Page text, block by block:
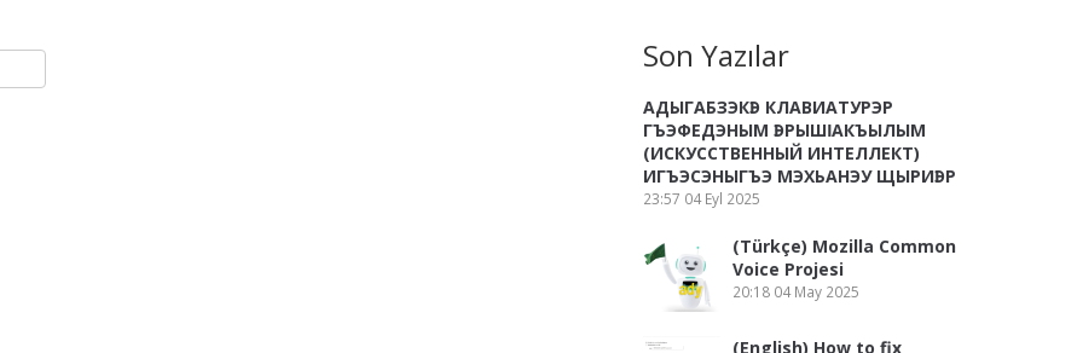
Son Yazılar
АДЫГАБЗЭКӀЭ КЛАВИАТУРЭР
ГЪЭФЕДЭНЫМ ӀЭРЫШӀ АКЪЫЛЫМ
(ИСКУССТВЕННЫЙ ИНТЕЛЛЕКТ)
ИГЪЭСЭНЫГЪЭ МЭХЬАНЭУ ЩЫРИӀЭР
23:57 04 Eyl 2025
(Türkçe) Mozilla Common
Voice Projesi
20:18 04 May 2025
(English) How to fix